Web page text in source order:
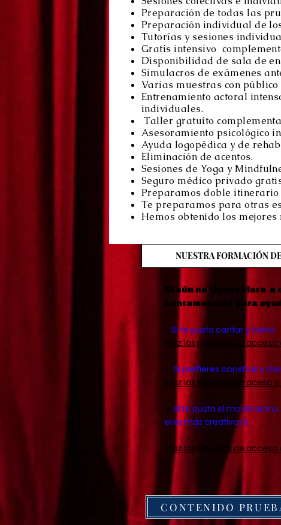
Preparación de todas las
Preparación individual de
Tutorías y sesiones
Gratis intensivo
Disponibilidad de sala de
Simulacros de exámenes
Varias muestras con
Entrenamiento actoral
individuales.
Taller gratuito
Asesoramiento psicológico
Ayuda logopédica y de
Eliminación de acentos.
Sesiones de Yoga y
Seguro médico privado
Preparamos doble
Te preparamos para otras
Hemos obtenido los
Si aún no tienes claro a
contamos más para
1. Si te gusta cantar y bailar:
Haz las pruebas de
2. Si prefieres construir y
Haz las pruebas de aceso
3. Si te gusta el
eres más creativo/a
Haz las pruebas de
NUESTRA FORMACIÓN
CONTENIDO